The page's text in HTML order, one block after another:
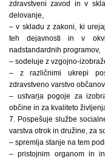
zdravstveni zavod in v
delovanje,
– v skladu z zakoni, ki
teh dejavnosti in v
nadstandardnih programov,
– sodeluje z vzgojno-
– z različnimi ukrepi
zdravstveno varstvo občanov,
– ustvarja pogoje za
občine in za kvaliteto
7. Pospešuje službe
varstva otrok in družine, za
– spremlja stanje na tem
– pristojnim organom in